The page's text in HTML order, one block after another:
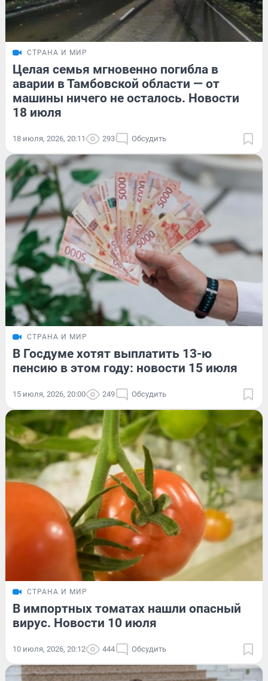
СТРАНА И МИР
Целая семья мгновенно погибла в
аварии в Тамбовской области — от
машины ничего не осталось. Новости
18 июля
18 июля, 2026, 20:11 293 Обсудить
СТРАНА И МИР
В Госдуме хотят выплатить 13-ю
пенсию в этом году: новости 15 июля
15 июля, 2026, 20:00 249 Обсудить
СТРАНА И МИР
В импортных томатах нашли опасный
вирус. Новости 10 июля
10 июля, 2026, 20:12 444 Обсудить